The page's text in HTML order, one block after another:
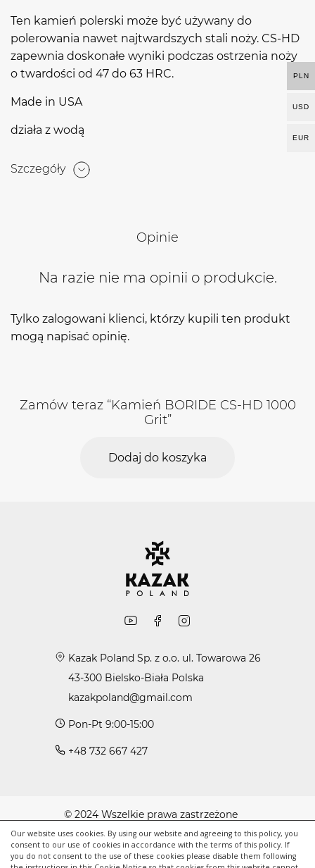
Our website uses cookies. By using our website and agreeing to this policy, you
consent to our use of cookies in accordance with the terms of this policy. If
you do not consent to the use of these cookies please disable them following
Ten kamień polerski może być używany do
polerowania nawet najtwardszych stali noży. CS-HD
zapewnia doskonałe wyniki podczas ostrzenia noży
o twardości od 47 do 63 HRC.
Made in USA
działa z wodą
Szczegóły
Opinie
Na razie nie ma opinii o produkcie.
Tylko zalogowani klienci, którzy kupili ten produkt
mogą napisać opinię.
Zamów teraz “Kamień BORIDE CS-HD 1000
Grit”
Dodaj do koszyka
Kazak Poland Sp. z o.o. ul. Towarowa 26
43-300 Bielsko-Biała Polska
kazakpoland@gmail.com
Pon-Pt 9:00-15:00
+48 732 667 427
© 2024 Wszelkie prawa zastrzeżone
Polityka cookie
Polityka prywatności
PLN
USD
EUR